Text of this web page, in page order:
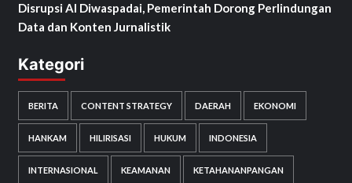
Disrupsi AI Diwaspadai, Pemerintah Dorong Perlindungan
Data dan Konten Jurnalistik
Kategori
BERITA CONTENT STRATEGY DAERAH EKONOMI
HANKAM HILIRISASI HUKUM INDONESIA
INTERNASIONAL KEAMANAN KETAHANANPANGAN